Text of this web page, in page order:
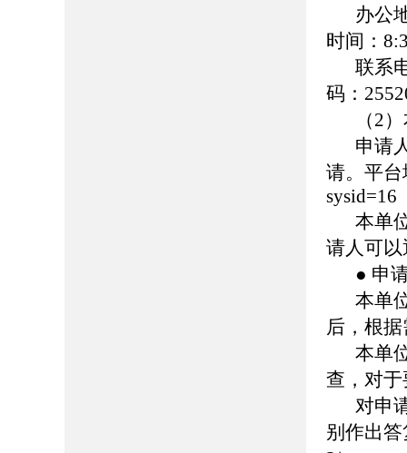
办公
时间：
联
码：
（2
申请
请。平台
sysid=16
本单
请人可
● 申
本单
后，根
本单
查，对
对申
别作出